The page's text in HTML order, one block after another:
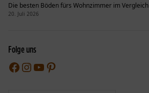
Die besten Böden fürs Wohnzimmer im Vergleich
20. Juli 2026
Folge uns
Facebook
Instagram
YouTube
Pinterest